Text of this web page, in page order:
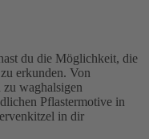
du die Möglichkeit, die
erkunden. Von
waghalsigen
Pflastermotive in
in dir